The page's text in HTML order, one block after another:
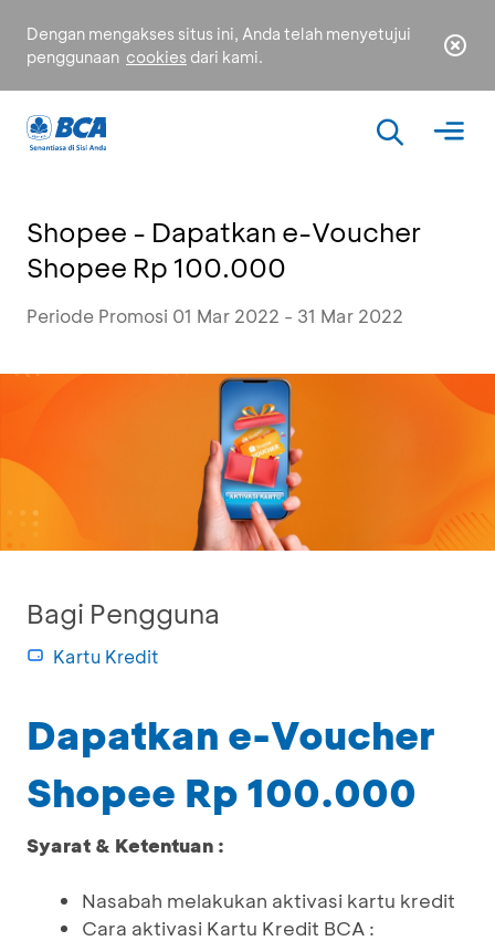
Dengan mengakses situs ini, Anda telah menyetujui
penggunaan cookies dari kami.
Shopee - Dapatkan e-Voucher
Shopee Rp 100.000
Periode Promosi 01 Mar 2022 - 31 Mar 2022
Bagi Pengguna
Kartu Kredit
Dapatkan e-Voucher
Shopee Rp 100.000
Syarat & Ketentuan :
Nasabah melakukan aktivasi kartu kredit
Cara aktivasi Kartu Kredit BCA :